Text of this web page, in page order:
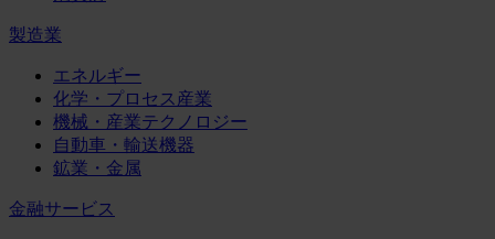
製造業
エネルギー
化学・プロセス産業
機械・産業テクノロジー
自動車・輸送機器
鉱業・金属
金融サービス